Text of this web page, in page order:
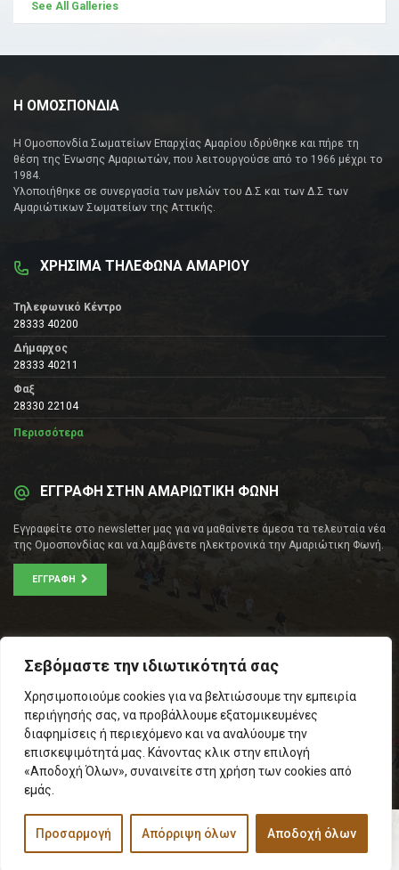
Σεβόμαστε την ιδιωτικότητά σας
Χρησιμοποιούμε cookies για να βελτιώσουμε την εμπειρία
περιήγησής σας, να προβάλλουμε εξατομικευμένες
διαφημίσεις ή περιεχόμενο και να αναλύουμε την
επισκεψιμότητά μας. Κάνοντας κλικ στην επιλογή
«Αποδοχή Όλων», συναινείτε στη χρήση των cookies από
εμάς.
Προσαρμογή Απόρριψη όλων Αποδοχή όλων
See All Galleries
Η ΟΜΟΣΠΟΝΔΙΑ
Η Ομοσπονδία Σωματείων Επαρχίας Αμαρίου ιδρύθηκε και πήρε τη
θέση της Ένωσης Αμαριωτών, που λειτουργούσε από το 1966 μέχρι το
1984.
Υλοποιήθηκε σε συνεργασία των μελών του Δ.Σ και των Δ.Σ των
Αμαριώτικων Σωματείων της Αττικής.
ΧΡΗΣΙΜΑ ΤΗΛΕΦΩΝΑ ΑΜΑΡΙΟΥ
Τηλεφωνικό Κέντρο
28333 40200
Δήμαρχος
28333 40211
Φαξ
28330 22104
Περισσότερα
ΕΓΓΡΑΦΗ ΣΤΗΝ ΑΜΑΡΙΩΤΙΚΗ ΦΩΝΗ
Εγγραφείτε στο newsletter μας για να μαθαίνετε άμεσα τα τελευταία νέα
της Ομοσπονδίας και να λαμβάνετε ηλεκτρονικά την Αμαριώτικη Φωνή.
ΕΓΓΡΑΦΉ
Τ.Κ.: 105 53
Τηλ. – Fax: 210 33 14 346
Τηλ. Προέδρου: 6971566783
Email:info@omospamari.gr
© 2017 Ομοσπονδία Σωματείων Επαρχίας Αμαρίου